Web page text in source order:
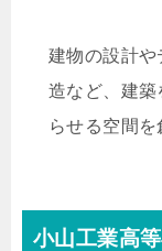
建物の設計
造など、建築
らせる空間を
小山工業高